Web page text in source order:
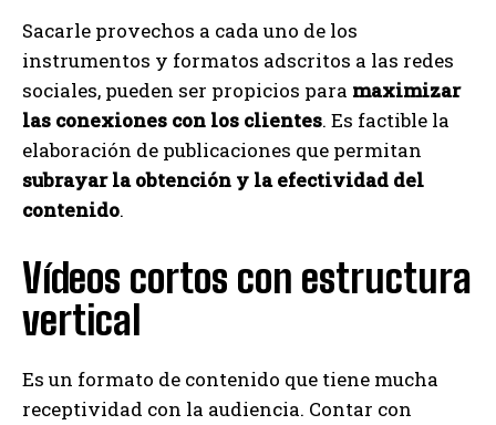
Sacarle provechos a cada uno de los
instrumentos y formatos adscritos a las redes
sociales, pueden ser propicios para maximizar
las conexiones con los clientes. Es factible la
elaboración de publicaciones que permitan
subrayar la obtención y la efectividad del
contenido.
Vídeos cortos con estructura
vertical
Es un formato de contenido que tiene mucha
receptividad con la audiencia. Contar con